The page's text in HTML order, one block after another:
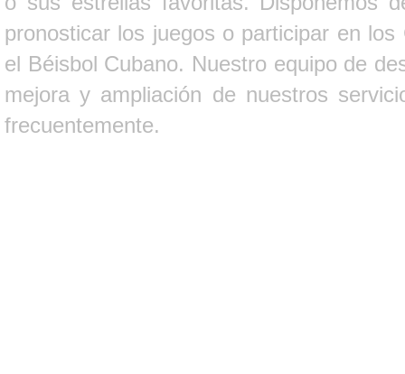
pronosticar los juegos o participar en
el Béisbol Cubano. Nuestro equipo de
mejora y ampliación de nuestros
frecuentemente.